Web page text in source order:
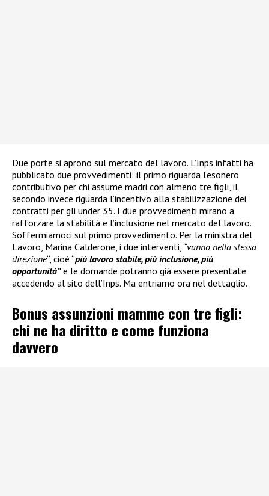
Due porte si aprono sul mercato del lavoro. L’Inps infatti ha
pubblicato due provvedimenti: il primo riguarda l’esonero
contributivo per chi assume madri con almeno tre figli, il
secondo invece riguarda l’incentivo alla stabilizzazione dei
contratti per gli under 35. I due provvedimenti mirano a
rafforzare la stabilità e l’inclusione nel mercato del lavoro.
Soffermiamoci sul primo provvedimento. Per la ministra del
Lavoro, Marina Calderone, i due interventi, “vanno nella stessa
direzione“, cioè “più lavoro stabile, più inclusione, più
opportunità”e le domande potranno già essere presentate
accedendo al sito dell’Inps. Ma entriamo ora nel dettaglio.
Bonus assunzioni mamme con tre figli:
chi ne ha diritto e come funziona
davvero